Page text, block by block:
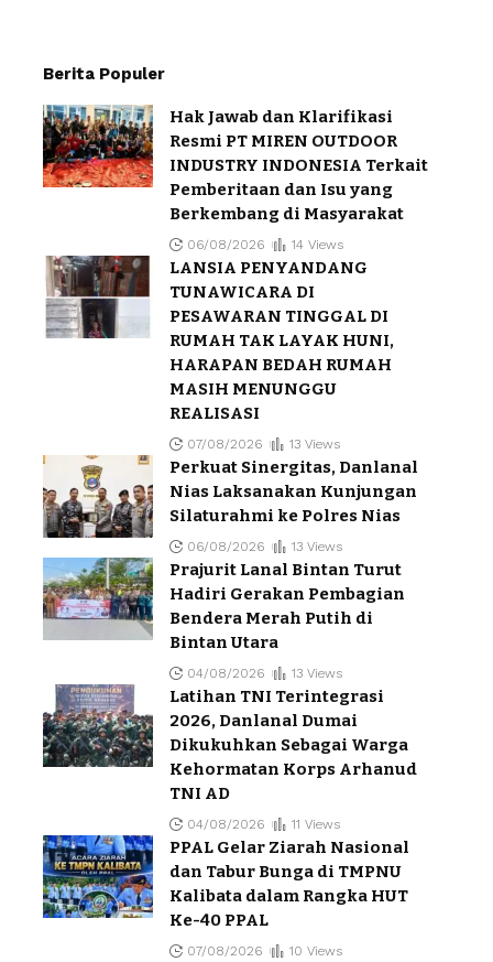
Berita Populer
Hak Jawab dan Klarifikasi
Resmi PT MIREN OUTDOOR
INDUSTRY INDONESIA Terkait
Pemberitaan dan Isu yang
Berkembang di Masyarakat
06/08/2026 14 Views
LANSIA PENYANDANG
TUNAWICARA DI
PESAWARAN TINGGAL DI
RUMAH TAK LAYAK HUNI,
HARAPAN BEDAH RUMAH
MASIH MENUNGGU
REALISASI
07/08/2026 13 Views
Perkuat Sinergitas, Danlanal
Nias Laksanakan Kunjungan
Silaturahmi ke Polres Nias
06/08/2026 13 Views
Prajurit Lanal Bintan Turut
Hadiri Gerakan Pembagian
Bendera Merah Putih di
Bintan Utara
04/08/2026 13 Views
Latihan TNI Terintegrasi
2026, Danlanal Dumai
Dikukuhkan Sebagai Warga
Kehormatan Korps Arhanud
TNI AD
04/08/2026 11 Views
PPAL Gelar Ziarah Nasional
dan Tabur Bunga di TMPNU
Kalibata dalam Rangka HUT
Ke-40 PPAL
07/08/2026 10 Views